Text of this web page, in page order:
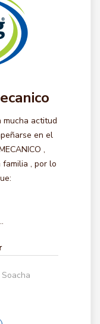
mucha actitud
en el
,
, por lo